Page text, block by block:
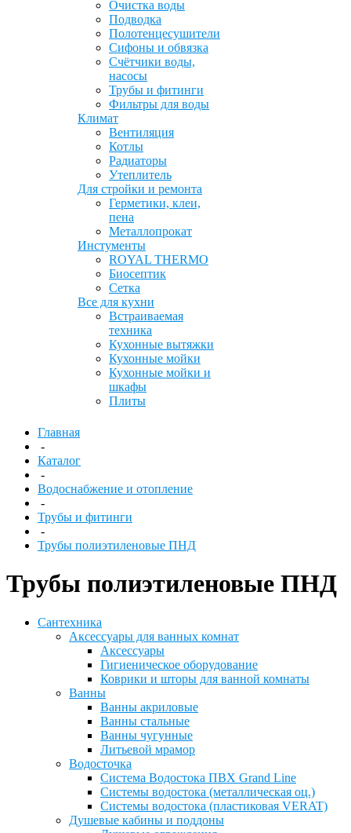
Очистка воды
Подводка
Полотенцесушители
Сифоны и обвязка
Счётчики воды,
насосы
Трубы и фитинги
Фильтры для воды
Климат
Вентиляция
Котлы
Радиаторы
Утеплитель
Для стройки и ремонта
Герметики, клеи,
пена
Металлопрокат
Инстументы
ROYAL THERMO
Биосептик
Сетка
Все для кухни
Встраиваемая
техника
Кухонные вытяжки
Кухонные мойки
Кухонные мойки и
шкафы
Плиты
Главная
-
Каталог
-
Водоснабжение и отопление
-
Трубы и фитинги
-
Трубы полиэтиленовые ПНД
Трубы полиэтиленовые ПНД
Сантехника
Аксессуары для ванных комнат
Аксессуары
Гигиеническое оборудование
Коврики и шторы для ванной комнаты
Ванны
Ванны акриловые
Ванны стальные
Ванны чугунные
Литьевой мрамор
Водосточка
Система Водостока ПВХ Grand Line
Системы водостока (металлическая оц.)
Системы водостока (пластиковая VERAT)
Душевые кабины и поддоны